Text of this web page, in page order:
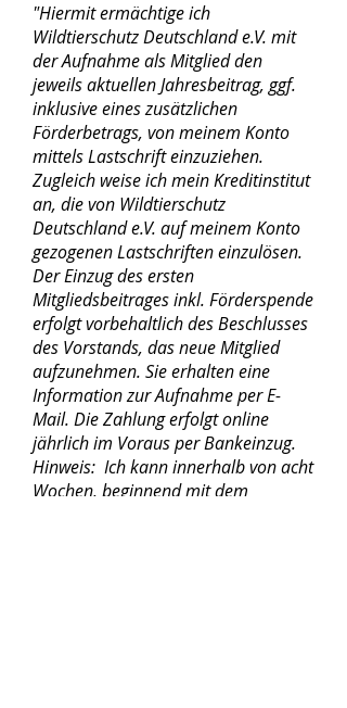
"Hiermit ermächtige ich
Wildtierschutz Deutschland e.V. mit
der Aufnahme als Mitglied den
jeweils aktuellen Jahresbeitrag, ggf.
inklusive eines zusätzlichen
Förderbetrags, von meinem Konto
mittels Lastschrift einzuziehen.
Zugleich weise ich mein Kreditinstitut
an, die von Wildtierschutz
Deutschland e.V. auf meinem Konto
gezogenen Lastschriften einzulösen.
Der Einzug des ersten
Mitgliedsbeitrages inkl. Förderspende
erfolgt vorbehaltlich des Beschlusses
des Vorstands, das neue Mitglied
aufzunehmen. Sie erhalten eine
Information zur Aufnahme per E-
Mail. Die Zahlung erfolgt online
jährlich im Voraus per Bankeinzug.
Hinweis: Ich kann innerhalb von acht
Wochen, beginnend mit dem